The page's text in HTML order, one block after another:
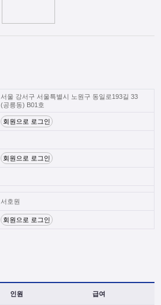
서울 강서구 서울특별시 노원구 동일로193길 33
(공릉동) B01호
회원으로 로그인
회원으로 로그인
서호원
회원으로 로그인
인원 급여